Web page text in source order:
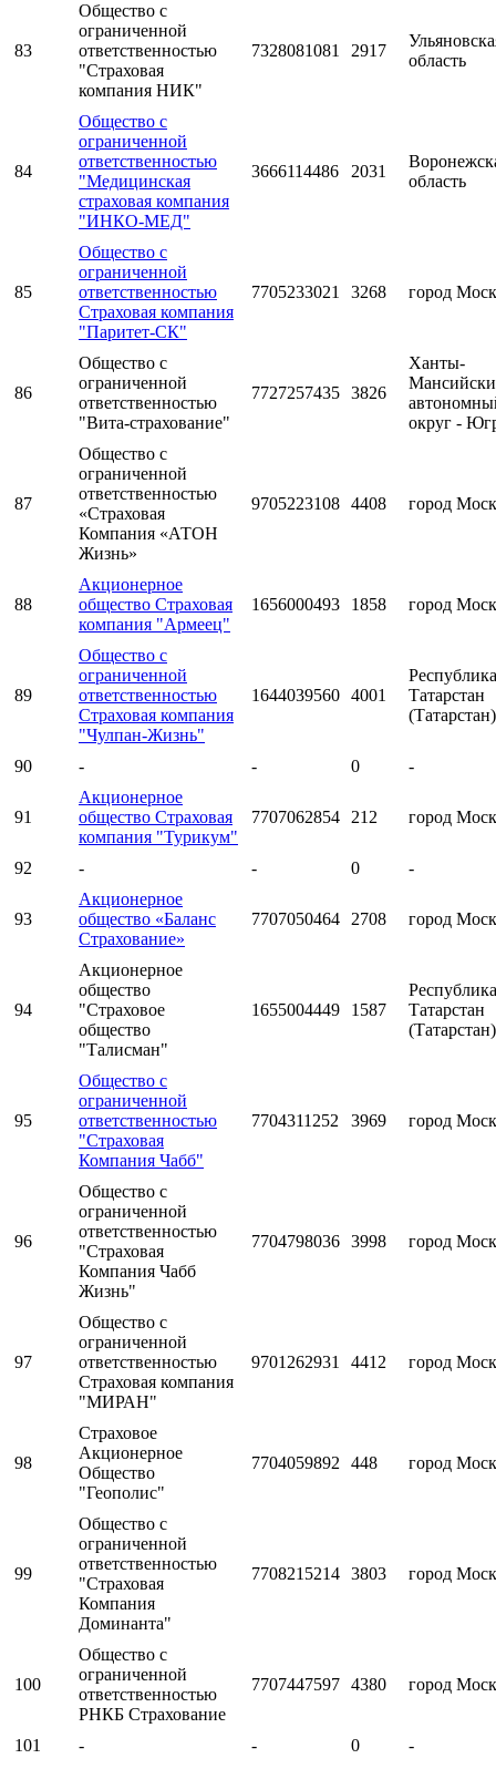
83
Общество с
ограниченной
ответственностью
"Страховая
компания НИК"
7328081081 2917
область
84
Общество с
ограниченной
ответственностью
"Медицинская
страховая компания
"ИНКО-МЕД"
3666114486 2031
область
85
Общество с
ограниченной
ответственностью
Страховая компания
"Паритет-СК"
7705233021 3268 город
86
Общество с
ограниченной
ответственностью
"Вита-страхование"
7727257435 3826
Ханты-
округ -
87
Общество с
ограниченной
ответственностью
«Страховая
Компания «АТОН
Жизнь»
9705223108 4408 город
88
Акционерное
общество Страховая
компания "Армеец"
1656000493 1858 город
89
Общество с
ограниченной
ответственностью
Страховая компания
"Чулпан-Жизнь"
1644039560 4001
Республика
Татарстан
(Татарстан)
90 - - 0 -
91
Акционерное
общество Страховая
компания "Турикум"
7707062854 212 город
92 - - 0 -
93
Акционерное
общество «Баланс
Страхование»
7707050464 2708 город
94
Акционерное
общество
"Страховое
общество
"Талисман"
1655004449 1587
Республика
Татарстан
(Татарстан)
95
Общество с
ограниченной
ответственностью
"Страховая
Компания Чабб"
7704311252 3969 город
96
Общество с
ограниченной
ответственностью
"Страховая
Компания Чабб
Жизнь"
7704798036 3998 город
97
Общество с
ограниченной
ответственностью
Страховая компания
"МИРАН"
9701262931 4412 город
98
Страховое
Акционерное
Общество
"Геополис"
7704059892 448 город
99
Общество с
ограниченной
ответственностью
"Страховая
Компания
Доминанта"
7708215214 3803 город
100
Общество с
ограниченной
ответственностью
РНКБ Страхование
7707447597 4380 город
101 - - 0 -